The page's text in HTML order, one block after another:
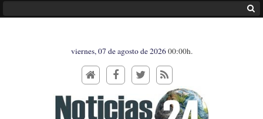
viernes, 07 de agosto de 202600:00h.